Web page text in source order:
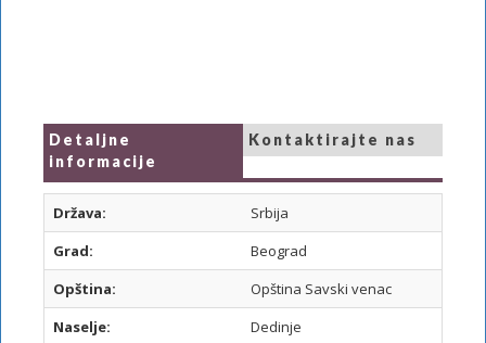
Detaljne
informacije
Kontaktirajte nas
Država:
Srbija
Grad:
Beograd
Opština:
Opština Savski venac
Naselje:
Dedinje